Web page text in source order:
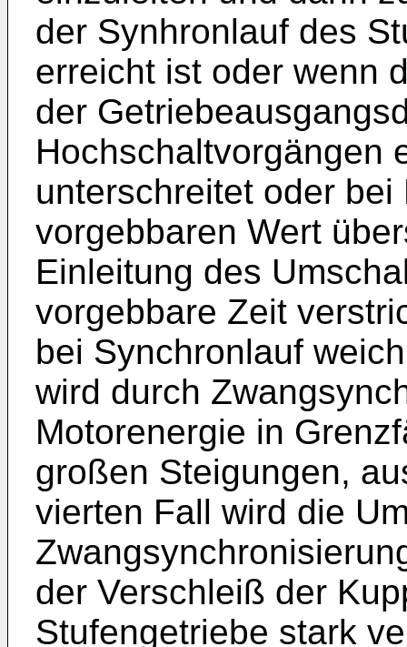
der Synhronlauf des
erreicht ist oder wenn
der
Hochschaltvorgängen
unterschreitet oder
vorgebbaren Wert
Einleitung des
vorgebbare Zeit
bei Synchronlauf
wird durch
Motorenergie in
großen Steigungen,
vierten Fall wird die
der Verschleiß der
Stufengetriebe stark